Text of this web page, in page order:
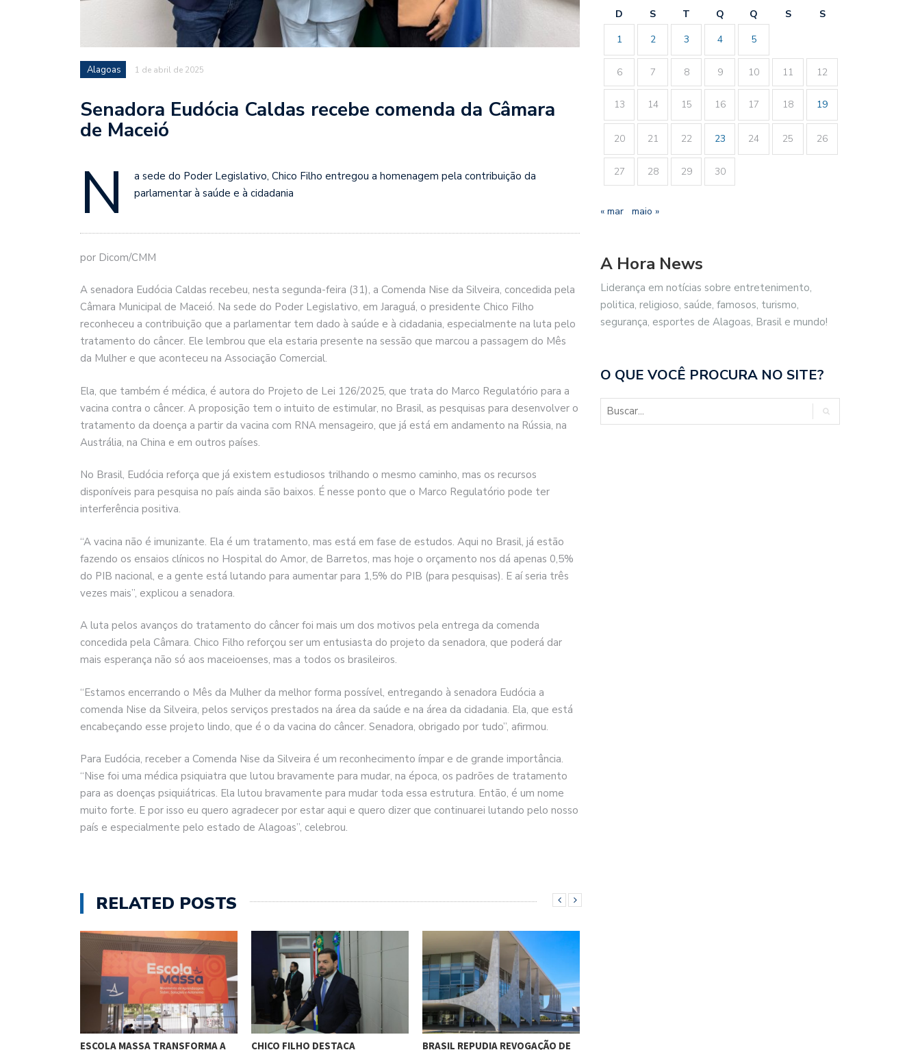
Alagoas 1 de abril de 2025
Senadora Eudócia Caldas recebe comenda da Câmara
de Maceió
N
a sede do Poder Legislativo, Chico Filho entregou a homenagem pela contribuição da
parlamentar à saúde e à cidadania
por Dicom/CMM
A senadora Eudócia Caldas recebeu, nesta segunda-feira (31), a Comenda Nise da Silveira, concedida pela
Câmara Municipal de Maceió. Na sede do Poder Legislativo, em Jaraguá, o presidente Chico Filho
reconheceu a contribuição que a parlamentar tem dado à saúde e à cidadania, especialmente na luta pelo
tratamento do câncer. Ele lembrou que ela estaria presente na sessão que marcou a passagem do Mês
da Mulher e que aconteceu na Associação Comercial.
Ela, que também é médica, é autora do Projeto de Lei 126/2025, que trata do Marco Regulatório para a
vacina contra o câncer. A proposição tem o intuito de estimular, no Brasil, as pesquisas para desenvolver o
tratamento da doença a partir da vacina com RNA mensageiro, que já está em andamento na Rússia, na
Austrália, na China e em outros países.
No Brasil, Eudócia reforça que já existem estudiosos trilhando o mesmo caminho, mas os recursos
disponíveis para pesquisa no país ainda são baixos. É nesse ponto que o Marco Regulatório pode ter
interferência positiva.
“A vacina não é imunizante. Ela é um tratamento, mas está em fase de estudos. Aqui no Brasil, já estão
fazendo os ensaios clínicos no Hospital do Amor, de Barretos, mas hoje o orçamento nos dá apenas 0,5%
do PIB nacional, e a gente está lutando para aumentar para 1,5% do PIB (para pesquisas). E aí seria três
vezes mais”, explicou a senadora.
A luta pelos avanços do tratamento do câncer foi mais um dos motivos pela entrega da comenda
concedida pela Câmara. Chico Filho reforçou ser um entusiasta do projeto da senadora, que poderá dar
mais esperança não só aos maceioenses, mas a todos os brasileiros.
“Estamos encerrando o Mês da Mulher da melhor forma possível, entregando à senadora Eudócia a
comenda Nise da Silveira, pelos serviços prestados na área da saúde e na área da cidadania. Ela, que está
encabeçando esse projeto lindo, que é o da vacina do câncer. Senadora, obrigado por tudo”, afirmou.
Para Eudócia, receber a Comenda Nise da Silveira é um reconhecimento ímpar e de grande importância.
“Nise foi uma médica psiquiatra que lutou bravamente para mudar, na época, os padrões de tratamento
para as doenças psiquiátricas. Ela lutou bravamente para mudar toda essa estrutura. Então, é um nome
muito forte. E por isso eu quero agradecer por estar aqui e quero dizer que continuarei lutando pelo nosso
país e especialmente pelo estado de Alagoas”, celebrou.
RELATED POSTS
ESCOLA MASSA TRANSFORMA A CHICO FILHO DESTACA BRASIL REPUDIA REVOGAÇÃO DE
D S T Q Q S
S
1
2 3 4 5
6 7 8 9 10 11 12
13 14 15 16 17 18 19
20 21 22 23 24 25 26
27 28 29 30
« mar maio »
A Hora News
Liderança em notícias sobre entretenimento,
politica, religioso, saúde, famosos, turismo,
segurança, esportes de Alagoas, Brasil e mundo!
O QUE VOCÊ PROCURA NO SITE?